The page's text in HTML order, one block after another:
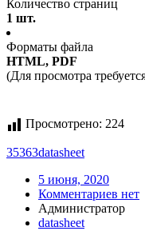
Количество страниц
1 шт.
Форматы файла
HTML, PDF
(Для просмотра
Просмотрено: 224
35363datasheet
5 июня, 2020
Комментариев нет
Администратор
datasheet